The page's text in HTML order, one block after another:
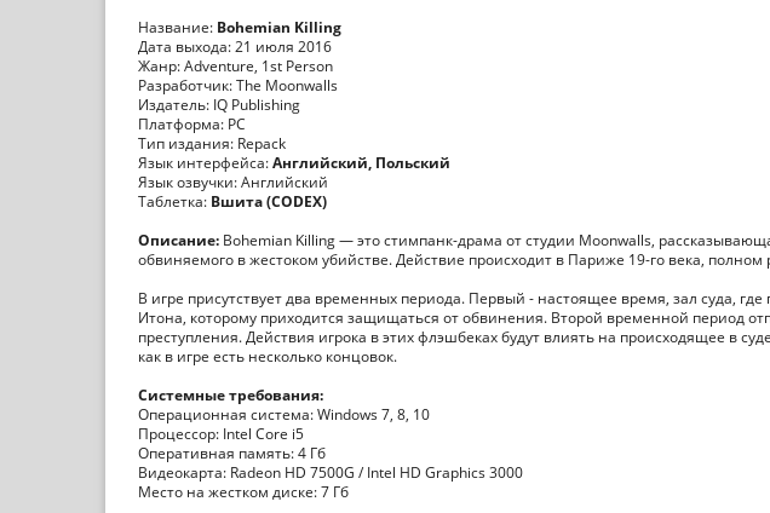
Название: Bohemian Killing
Дата выхода: 21 июля 2016
Жанр: Adventure, 1st Person
Разработчик: The Moonwalls
Издатель: IQ Publishing
Платформа: PC
Тип издания: Repack
Язык интерфейса:Английский, Польский
Язык озвучки: Английский
Таблетка: Вшита (CODEX)
Описание: Bohemian Killing — это стимпанк-драма от студии Moonwalls,
обвиняемого в жестоком убийстве. Действие происходит в Париже 19-го века,
В игре присутствует два временных периода. Первый - настоящее время, зал суда,
Итона, которому приходится защищаться от обвинения. Второй временной период
преступления. Действия игрока в этих флэшбеках будут влиять на происходящее в
как в игре есть несколько концовок.
Системные требования:
Операционная система: Windows 7, 8, 10
Процессор: Intel Core i5
Оперативная память: 4 Гб
Видеокарта: Radeon HD 7500G / Intel HD Graphics 3000
Место на жестком диске: 7 Гб